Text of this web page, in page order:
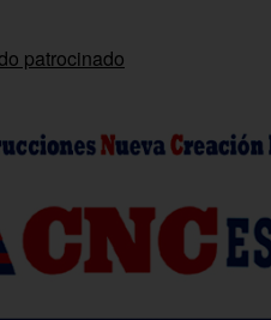
patrocinado